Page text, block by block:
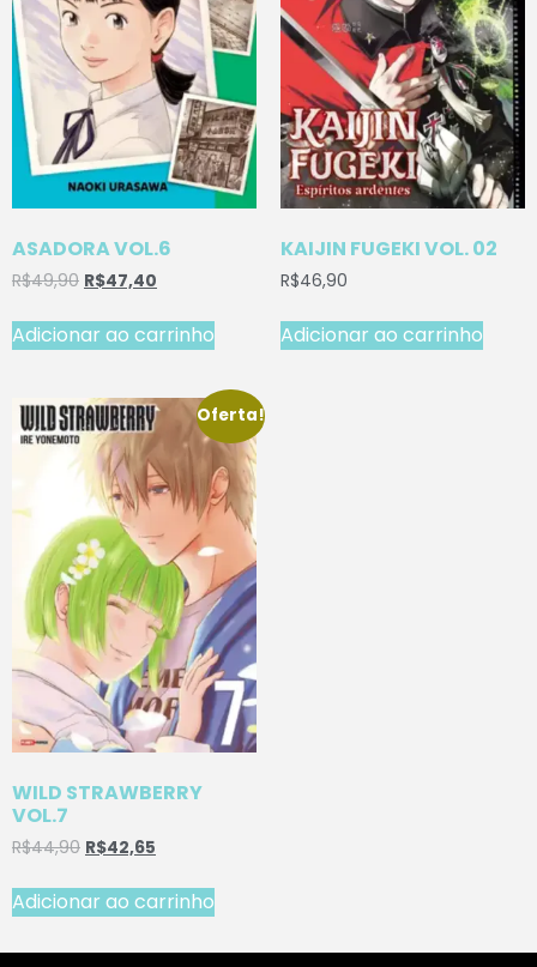
ASADORA VOL.6
R$49,90 R$47,40
Adicionar ao carrinho
KAIJIN FUGEKI VOL. 02
R$46,90
Adicionar ao carrinho
Oferta!
WILD STRAWBERRY
VOL.7
R$44,90 R$42,65
Adicionar ao carrinho